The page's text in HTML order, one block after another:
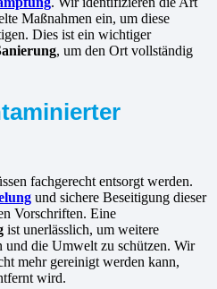
Maßnahmen ein, um diese
Dies ist ein wichtiger
, um den Ort vollständig
fachgerecht entsorgt werden.
und sichere Beseitigung dieser
Vorschriften. Eine
ist unerlässlich, um weitere
die Umwelt zu schützen. Wir
mehr gereinigt werden kann,
wird.